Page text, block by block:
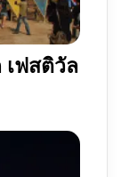
เฟสติวัล